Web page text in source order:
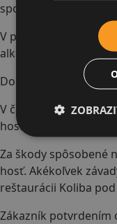
spoločenských
V priestoroch
alkoholické nápoje,
Domáce zvieratá sú
V čase od 22:00 –
hostia dodržiavať.
Za škody spôsobené
hosť. Akékoľvek
reštaurácii Koliba
Zákazník potvrdením